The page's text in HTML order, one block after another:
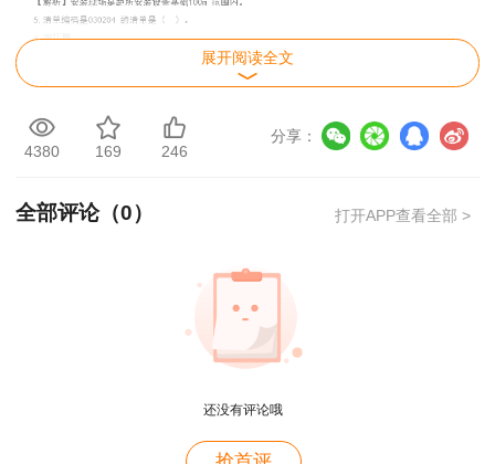
展开阅读全文
4380 169 246
分享：
全部评论（0） 打开APP查看全部 >
还没有评论哦